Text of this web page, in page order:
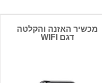
מכשיר האזנה והקלטה
דגם WIFI